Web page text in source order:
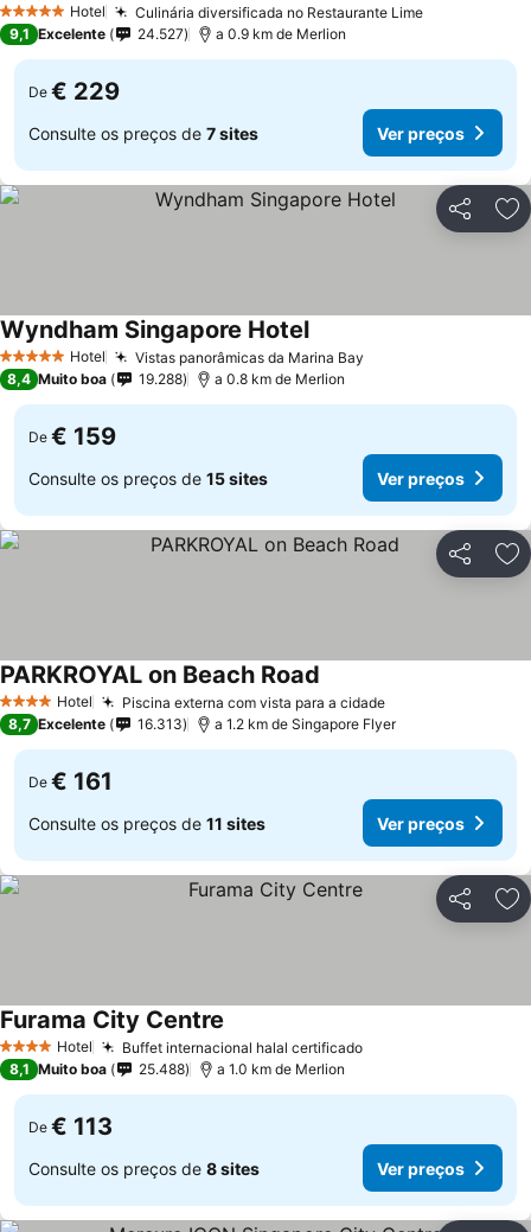
5 Estrelas Hotel Culinária diversificada no Restaurante Lime
9,1 Excelente 24.527 a 0.9 km de Merlion
De € 229
Consulte os preços de 7 sites Ver preços
Partilhar
5 Estrelas Hotel Vistas panorâmicas da Marina Bay
Wyndham Singapore Hotel
8,4 Muito boa 19.288 a 0.8 km de Merlion
De € 159
Consulte os preços de 15 sites Ver preços
Partilhar
4 EstrelasHotel Piscina externa com vista para a cidade
PARKROYAL on Beach Road
8,7 Excelente 16.313 a 1.2 km de Singapore Flyer
De € 161
Consulte os preços de 11 sites Ver preços
Partilhar
4 EstrelasHotel Buffet internacional halal certificado
Furama City Centre
8,1 Muito boa 25.488 a 1.0 km de Merlion
De € 113
Consulte os preços de 8 sites Ver preços